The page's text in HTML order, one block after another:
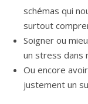
schémas qui
surtout
Soigner ou
un stress dans
Ou encore
justement un